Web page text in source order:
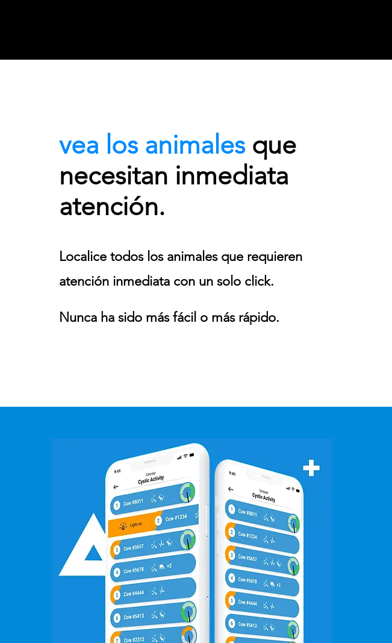
vea los animalesque
necesitan inmediata
atención.
Localice todos los animales que requieren
atención inmediata con un solo click.
Nunca ha sido más fácil o más rápido.